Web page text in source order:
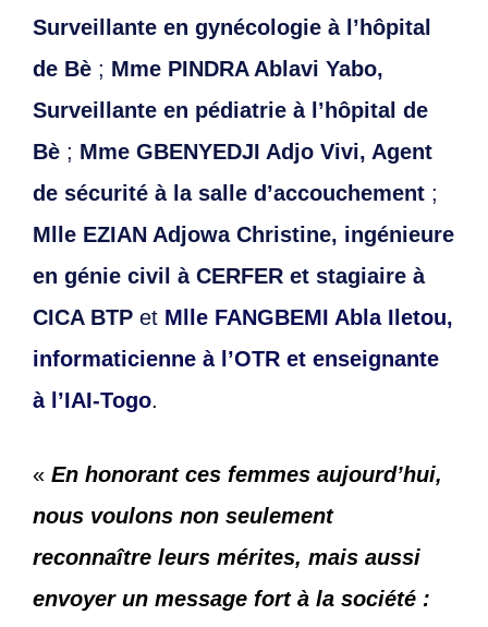
Surveillante en gynécologie à l’hôpital
de Bè ; Mme PINDRA Ablavi Yabo,
Surveillante en pédiatrie à l’hôpital de
Bè ; Mme GBENYEDJI Adjo Vivi, Agent
de sécurité à la salle d’accouchement ;
Mlle EZIAN Adjowa Christine, ingénieure
en génie civil à CERFER et stagiaire à
CICA BTP et Mlle FANGBEMI Abla Iletou,
informaticienne à l’OTR et enseignante
à l’IAI-Togo.
« En honorant ces femmes aujourd’hui,
nous voulons non seulement
reconnaître leurs mérites, mais aussi
envoyer un message fort à la société :